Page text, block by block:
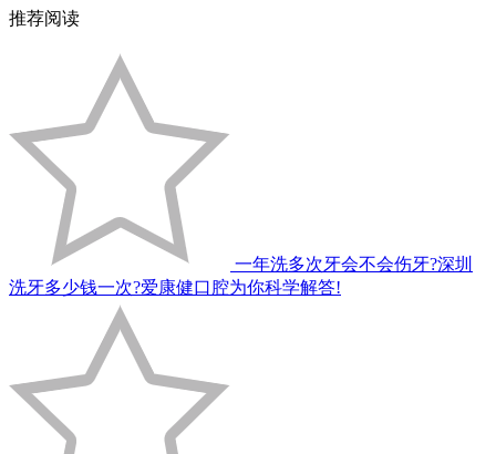
推荐阅读
一年洗多次牙会不会伤牙?深圳
洗牙多少钱一次?爱康健口腔为你科学解答!